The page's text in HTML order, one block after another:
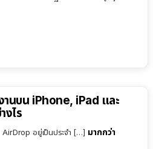
านบน iPhone, iPad และ
งไร
อยู่เป็นประจำ […] มากกว่า